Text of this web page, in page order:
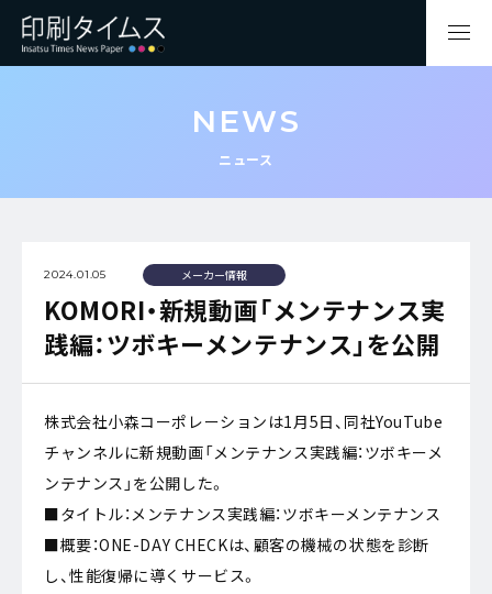
NEWS
ニュース
2024.01.05 メーカー情報
KOMORI・新規動画「メンテナンス実
践編：ツボキーメンテナンス」を公開
株式会社小森コーポレーションは1月5日、同社YouTube
チャンネルに新規動画「メンテナンス実践編：ツボキーメ
ンテナンス」を公開した。
■タイトル：メンテナンス実践編：ツボキーメンテナンス
■概要：ONE-DAY CHECKは、顧客の機械の状態を診断
し、性能復帰に導くサービス。